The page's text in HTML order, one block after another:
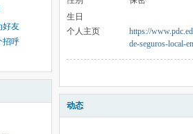
好友
招呼
生日
个人主页
https://
de-seguros-local-
动态